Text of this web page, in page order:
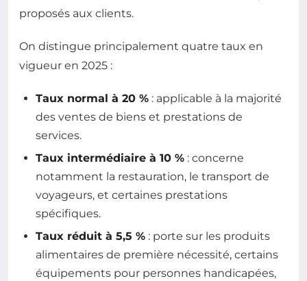
proposés aux clients.
On distingue principalement quatre taux en
vigueur en 2025 :
Taux normal à 20 % : applicable à la majorité
des ventes de biens et prestations de
services.
Taux intermédiaire à 10 % : concerne
notamment la restauration, le transport de
voyageurs, et certaines prestations
spécifiques.
Taux réduit à 5,5 % : porte sur les produits
alimentaires de première nécessité, certains
équipements pour personnes handicapées,